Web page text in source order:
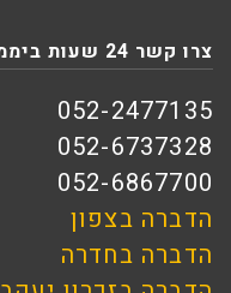
צרו קשר 24 שעות ביממה
052-2477135
052-6737328
052-6867700
הדברה בצפון
הדברה בחדרה